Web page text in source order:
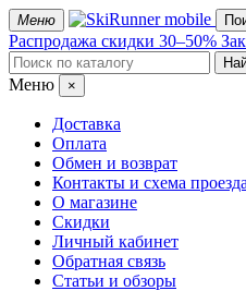
Меню mobile
Распродажа скидки 30–50%
Меню ×
Доставка
Оплата
Обмен и возврат
Контакты и схема проезда
О магазине
Скидки
Личный кабинет
Обратная связь
Статьи и обзоры